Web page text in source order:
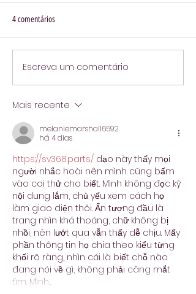
4 comentários
Escreva um comentário
Mais recente
melaniemarshall6592
há 4 dias
https://sv368.parts/ dạo này thấy mọi
người nhắc hoài nên mình cũng bấm
vào coi thử cho biết. Mình không đọc kỹ
nội dung lắm, chủ yếu xem cách họ
làm giao diện thôi. Ấn tượng đầu là
trang nhìn khá thoáng, chữ không bị
nhồi, nên lướt qua vẫn thấy dễ chịu. Mấy
phần thông tin họ chia theo kiểu từng
khối rõ ràng, nhìn cái là biết chỗ nào
đang nói về gì, không phải căng mắt
tìm. Mình…